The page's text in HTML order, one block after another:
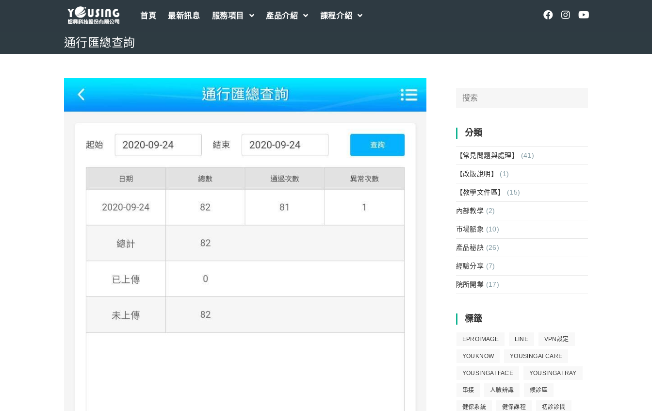
首頁 最新訊息 服務項目 產品介紹 課程介紹
通行匯總查詢
Search
分類
【常見問題與處理】 (41)
【改版說明】 (1)
【教學文件區】 (15)
內部教學 (2)
市場脈象 (10)
產品秘訣 (26)
經驗分享 (7)
院所開業 (17)
標籤
EPROIMAGE LINE VPN設定
YOUKNOW YOUSINGAI CARE
YOUSINGAI FACE YOUSINGAI RAY
串接 人臉辨識 候診區
健保系統 健保課程 初診診間